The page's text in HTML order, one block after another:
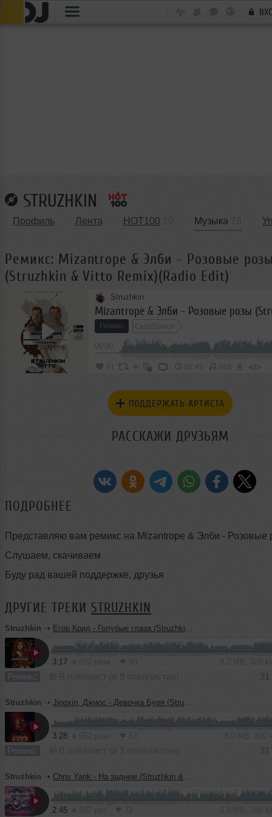
STRUZHKIN
Профиль Лента HOT100 Музыка
Ремикс: Mizantrope & Элби - Розовые
(Struzhkin & Vitto Remix)(Radio Edit)
Struzhkin
Ремикс Club/Dance
91 02:45 869 </>
ПОДДЕРЖАТЬ АРТИСТА
РАССКАЖИ ДРУЗЬЯМ
ПОДРОБНЕЕ
Представляю вам ремикс на Mizantrope & Элби -
Слушаем, скачиваем
Буду рад вашей поддержке, друзья
ДРУГИЕ ТРЕКИ STRUZHKIN
Struzhkin ➝ Егор Крид - Голубые глаза (Struzhkin & Vitto Remix) (Misty Cover)(Radio Edit)
3:17
Ремикс 31
Struzhkin ➝ Jingxin, Джиос - Девочка Буря (Struzhkin & Vitto Remix)(Radio Edit)
3:28
Ремикс 31
Struzhkin ➝ Chris Yank - На заднем (Struzhkin & Vitto Remix)(Radio Edit)
2:45